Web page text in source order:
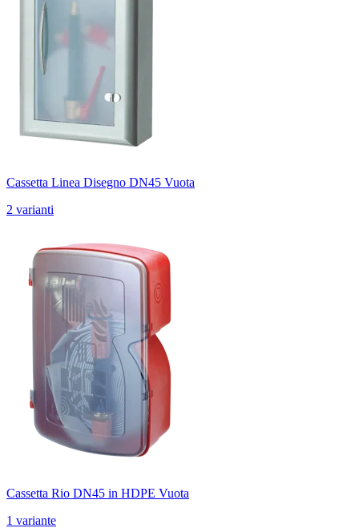
Cassetta Linea Disegno DN45 Vuota
2 varianti
Cassetta Rio DN45 in HDPE Vuota
1 variante